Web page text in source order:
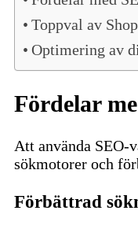
Toppval av
Optimering av
Fördelar
Att använda SEO-
sökmotorer och
Förbättrad